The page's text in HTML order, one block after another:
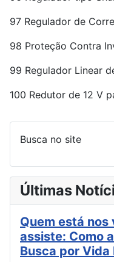
97 Regulador de
98 Proteção Contra
99 Regulador Linear
100 Redutor de 12 V
Busca no site
Últimas
Quem está nos
assiste: Como
Busca por